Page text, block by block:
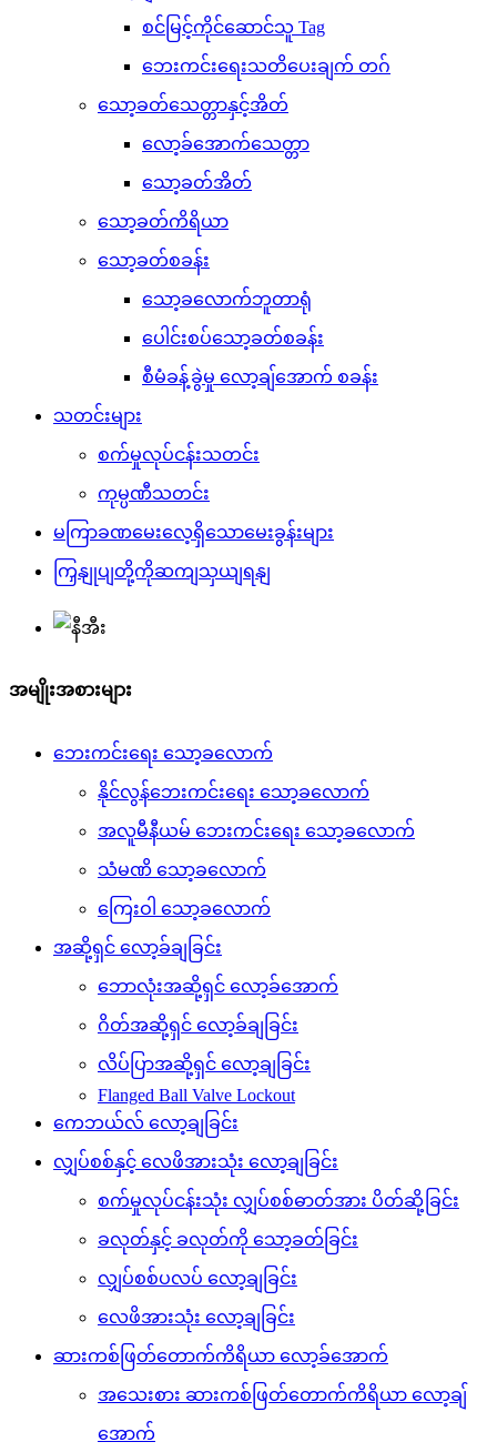
စင်မြင့်ကိုင်ဆောင်သူ Tag
ဘေးကင်းရေးသတိပေးချက် တဂ်
သော့ခတ်သေတ္တာနှင့်အိတ်
လော့ခ်အောက်သေတ္တာ
သော့ခတ်အိတ်
သော့ခတ်ကိရိယာ
သော့ခတ်စခန်း
သော့ခလောက်ဘူတာရုံ
ပေါင်းစပ်သော့ခတ်စခန်း
စီမံခန့်ခွဲမှု လော့ချ်အောက် စခန်း
သတင်းများ
စက်မှုလုပ်ငန်းသတင်း
ကုမ္ပဏီသတင်း
မကြာခဏမေးလေ့ရှိသောမေးခွန်းများ
ကြှနျုပျတို့ကိုဆကျသှယျရနျ
အမျိုးအစားများ
ဘေးကင်းရေး သော့ခလောက်
နိုင်လွန်ဘေးကင်းရေး သော့ခလောက်
အလူမီနီယမ် ဘေးကင်းရေး သော့ခလောက်
သံမဏိ သော့ခလောက်
ကြေးဝါ သော့ခလောက်
အဆို့ရှင် လော့ခ်ချခြင်း
ဘောလုံးအဆို့ရှင် လော့ခ်အောက်
ဂိတ်အဆို့ရှင် လော့ခ်ချခြင်း
လိပ်ပြာအဆို့ရှင် လော့ချခြင်း
Flanged Ball Valve Lockout
ကေဘယ်လ် လော့ချခြင်း
လျှပ်စစ်နှင့် လေဖိအားသုံး လော့ချခြင်း
စက်မှုလုပ်ငန်းသုံး လျှပ်စစ်ဓာတ်အား ပိတ်ဆို့ခြင်း
ခလုတ်နှင့် ခလုတ်ကို သော့ခတ်ခြင်း
လျှပ်စစ်ပလပ် လော့ချခြင်း
လေဖိအားသုံး လော့ချခြင်း
ဆားကစ်ဖြတ်တောက်ကိရိယာ လော့ခ်အောက်
အသေးစား ဆားကစ်ဖြတ်တောက်ကိရိယာ လော့ချ်
အောက်